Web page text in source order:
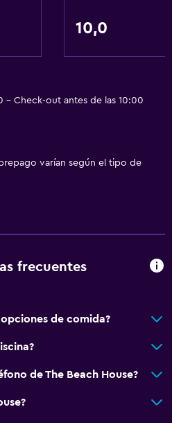
10,0
- Check-out antes de las 10:00
varían según el tipo de
frecuentes
opciones de comida?
de The Beach House?